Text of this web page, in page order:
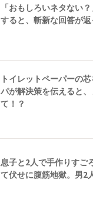
「おもしろいネタない
すると、斬新な回答が
トイレットペーパーの
パが解決策を伝えると
て！？
息子と2人で手作りすご
て伏せに腹筋地獄。男2